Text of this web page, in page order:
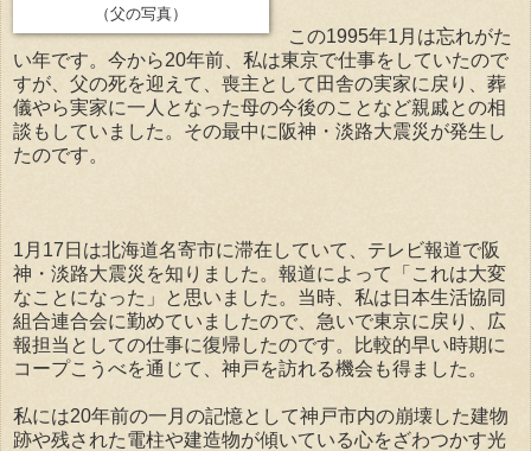
（父の写真）
この1995年1月は忘れがた
い年です。今から20年前、私は東京で仕事をしていたので
すが、父の死を迎えて、喪主として田舎の実家に戻り、葬
儀やら実家に一人となった母の今後のことなど親戚との相
談もしていました。その最中に阪神・淡路大震災が発生し
たのです。
1月17日は北海道名寄市に滞在していて、テレビ報道で阪
神・淡路大震災を知りました。報道によって「これは大変
なことになった」と思いました。当時、私は日本生活協同
組合連合会に勤めていましたので、急いで東京に戻り、広
報担当としての仕事に復帰したのです。比較的早い時期に
コープこうべを通じて、神戸を訪れる機会も得ました。
私には20年前の一月の記憶として神戸市内の崩壊した建物
跡や残された電柱や建造物が傾いている心をざわつかす光